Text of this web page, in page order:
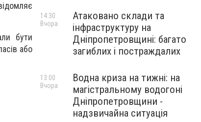
бути
або
Атаковано склади та
інфраструктуру на
Дніпропетровщині: багато
загиблих і постраждалих
14:30
Вчора
Водна криза на тижні: на
магістральному водогоні
Дніпропетровщини -
надзвичайна ситуація
13:00
Вчора